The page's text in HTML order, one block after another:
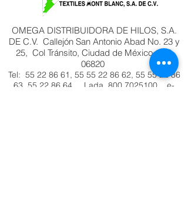
OMEGA DISTRIBUIDORA DE HILOS, S.A.
DE C.V. Callejón San Antonio Abad No. 23 y
25, Col Tránsito, Ciudad de México, C.P.
06820
Tel: 55 22 86 61, 55 55 22 86 62, 55 55 22 86
63 , 55 22 86 64 Lada 800 7025100 e-